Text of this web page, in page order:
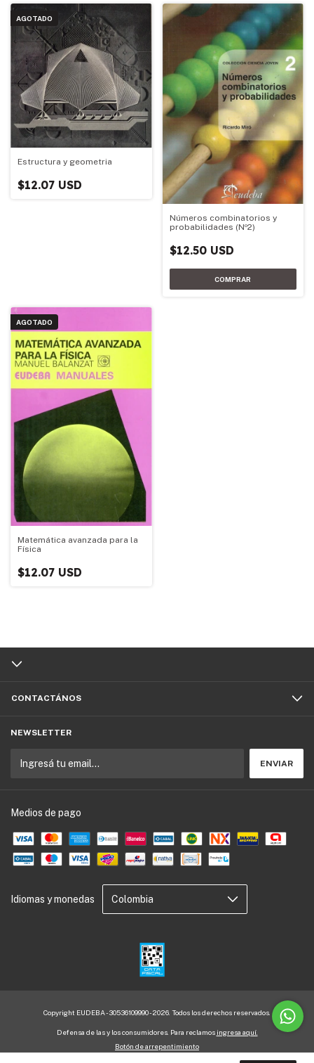
AGOTADO
Estructura y geometria
$12.07 USD
Números combinatorios y
probabilidades (Nº2)
$12.50 USD
AGOTADO
Matemática avanzada para la
Física
$12.07 USD
CONTACTÁNOS
NEWSLETTER
Medios de pago
Idiomas y monedas
Copyright EUDEBA - 30536109990 - 2026. Todos los derechos reservados.
Defensa de las y los consumidores. Para reclamos ingresa aquí.
Botón de arrepentimiento